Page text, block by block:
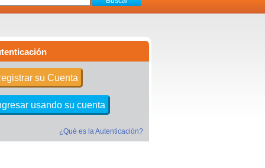
su Cuenta
usando su cuenta
¿Qué es la Autenticación?